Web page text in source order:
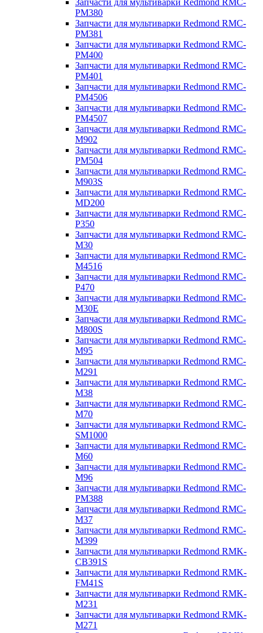
Запчасти для мультиварки Redmond RMC-
PM380
Запчасти для мультиварки Redmond RMC-
PM381
Запчасти для мультиварки Redmond RMC-
PM400
Запчасти для мультиварки Redmond RMC-
PM401
Запчасти для мультиварки Redmond RMC-
PM4506
Запчасти для мультиварки Redmond RMC-
PM4507
Запчасти для мультиварки Redmond RMC-
M902
Запчасти для мультиварки Redmond RMC-
PM504
Запчасти для мультиварки Redmond RMC-
M903S
Запчасти для мультиварки Redmond RMC-
MD200
Запчасти для мультиварки Redmond RMC-
P350
Запчасти для мультиварки Redmond RMC-
M30
Запчасти для мультиварки Redmond RMC-
M4516
Запчасти для мультиварки Redmond RMC-
P470
Запчасти для мультиварки Redmond RMC-
M30E
Запчасти для мультиварки Redmond RMC-
M800S
Запчасти для мультиварки Redmond RMC-
M95
Запчасти для мультиварки Redmond RMC-
M291
Запчасти для мультиварки Redmond RMC-
M38
Запчасти для мультиварки Redmond RMC-
M70
Запчасти для мультиварки Redmond RMC-
SM1000
Запчасти для мультиварки Redmond RMC-
M60
Запчасти для мультиварки Redmond RMC-
M96
Запчасти для мультиварки Redmond RMC-
PM388
Запчасти для мультиварки Redmond RMC-
M37
Запчасти для мультиварки Redmond RMC-
M399
Запчасти для мультиварки Redmond RMK-
CB391S
Запчасти для мультиварки Redmond RMK-
FM41S
Запчасти для мультиварки Redmond RMK-
M231
Запчасти для мультиварки Redmond RMK-
M271